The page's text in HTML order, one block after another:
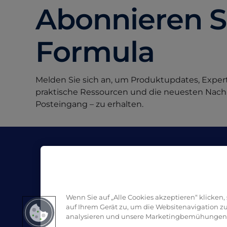
Abonnieren
Formula
Melden Sie sich an, um Produktupdates,
praktische Ressourcen und die neuesten
Posteingang – zu erhalten.
KontaktWenn Sie auf „Alle Cookies akzeptieren“
auf Ihrem Gerät zu, um die Websitenavigation
analysieren und unsere